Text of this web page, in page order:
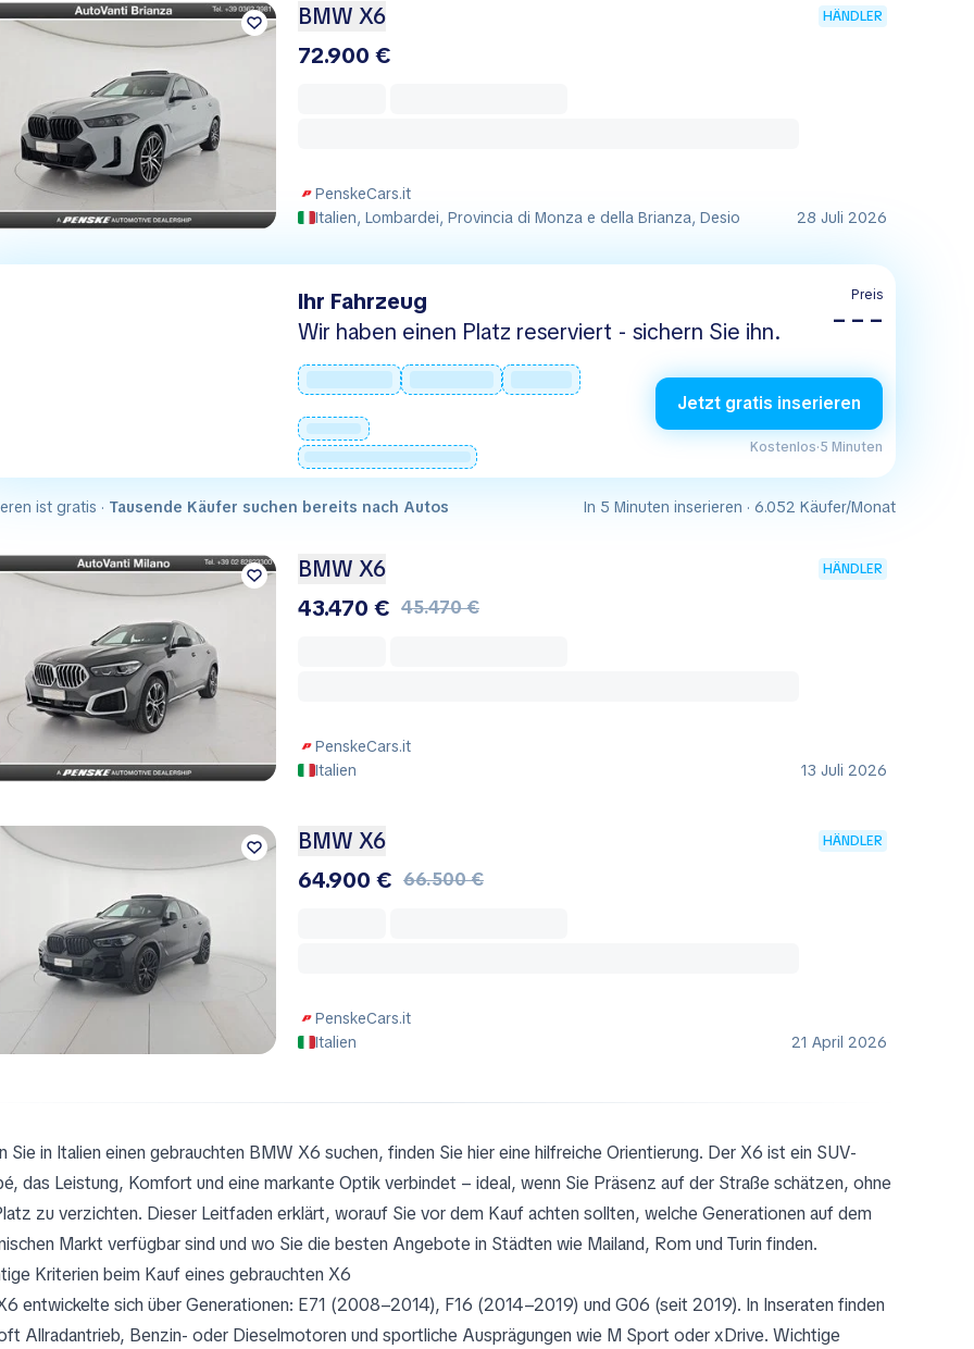
BMW X6 HÄNDLER
72.900 €
PenskeCars.it
Italien, Lombardei, Provincia di Monza e della Brianza, Desio
28 Juli 2026
Ihr Fahrzeug
Wir haben einen Platz reserviert - sichern Sie ihn.
Preis
– – –
Jetzt gratis inserieren
Kostenlos·5 Minuten
ist gratis · Tausende Käufer suchen bereits nach Autos In 5 Minuten inserieren · 6.052 Käufer/Monat
BMW X6 HÄNDLER
43.470 € 45.470 €
PenskeCars.it
Italien
13 Juli 2026
BMW X6 HÄNDLER
64.900 € 66.500 €
PenskeCars.it
Italien
21 April 2026
Sie in Italien einen gebrauchten BMW X6 suchen, finden Sie hier eine hilfreiche Orientierung. Der X6 ist ein SUV-
das Leistung, Komfort und eine markante Optik verbindet – ideal, wenn Sie Präsenz auf der Straße schätzen, ohne
zu verzichten. Dieser Leitfaden erklärt, worauf Sie vor dem Kauf achten sollten, welche Generationen auf dem
Markt verfügbar sind und wo Sie die besten Angebote in Städten wie Mailand, Rom und Turin finden.
Kriterien beim Kauf eines gebrauchten X6
entwickelte sich über Generationen: E71 (2008–2014), F16 (2014–2019) und G06 (seit 2019). In Inseraten finden
Allradantrieb, Benzin- oder Dieselmotoren und sportliche Ausprägungen wie M Sport oder xDrive. Wichtige